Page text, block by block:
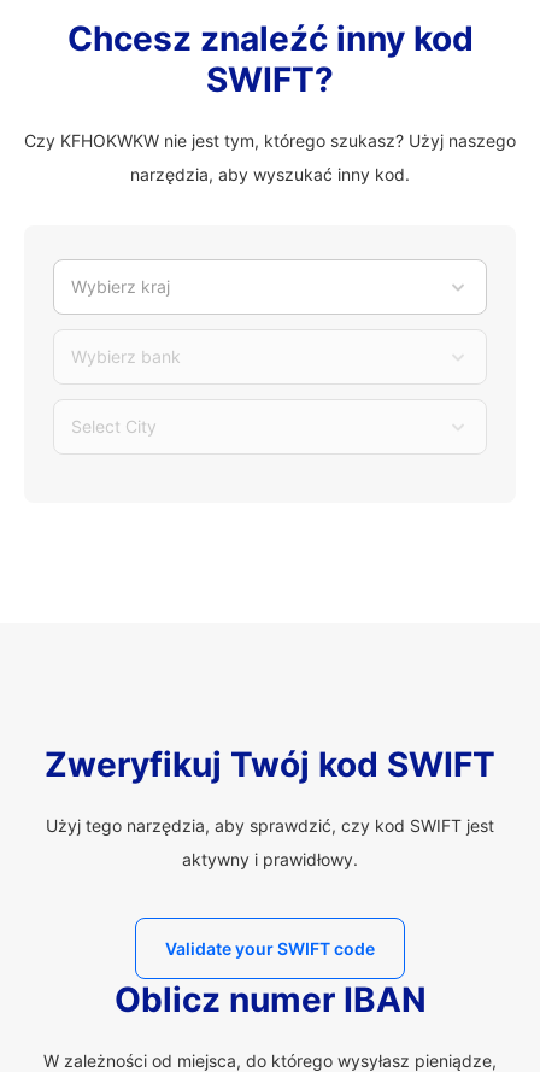
Chcesz znaleźć inny kod
SWIFT?
Czy KFHOKWKW nie jest tym, którego szukasz? Użyj naszego
narzędzia, aby wyszukać inny kod.
Wybierz kraj
Wybierz bank
Select City
Zweryfikuj Twój kod SWIFT
Użyj tego narzędzia, aby sprawdzić, czy kod SWIFT jest
aktywny i prawidłowy.
Validate your SWIFT code
Oblicz numer IBAN
W zależności od miejsca, do którego wysyłasz pieniądze,